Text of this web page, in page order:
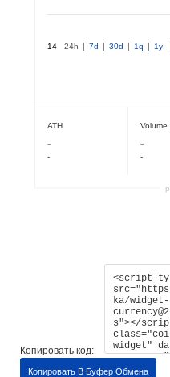
Копировать код:
Копировать В Буфер Обмена